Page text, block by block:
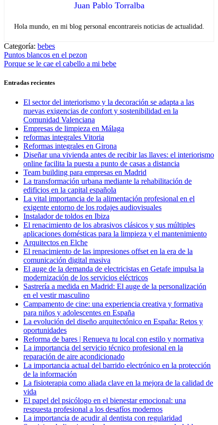
Juan Pablo Torralba
Hola mundo, en mi blog personal encontrareis noticias de actualidad.
Categoría: bebes
Navegación
de
entradas
Entrada
anterior:
Puntos blancos en el pezon
Entrada
Porque se le cae el cabello a mi bebe
Entradas recientes
El sector del interiorismo y la decoración se adapta a las
nuevas exigencias de confort y sostenibilidad en la
Comunidad Valenciana
Empresas de limpieza en Málaga
reformas integrales Vitoria
Reformas integrales en Girona
Diseñar una vivienda antes de recibir las llaves: el interiorismo
online facilita la puesta a punto de casas a distancia
Team building para empresas en Madrid
La transformación urbana mediante la rehabilitación de
edificios en la capital española
La vital importancia de la alimentación profesional en el
exigente entorno de los rodajes audiovisuales
Instalador de toldos en Ibiza
El renacimiento de los abrasivos clásicos y sus múltiples
aplicaciones domésticas para la limpieza y el mantenimiento
Arquitectos en Elche
El renacimiento de las impresiones offset en la era de la
comunicación digital masiva
El auge de la demanda de electricistas en Getafe impulsa la
modernización de los servicios eléctricos
Sastrería a medida en Madrid: El auge de la personalización
en el vestir masculino
Campamento de cine: una experiencia creativa y formativa
para niños y adolescentes en España
La evolución del diseño arquitectónico en España: Retos y
oportunidades
Reforma de bares | Renueva tu local con estilo y normativa
La importancia del servicio técnico profesional en la
reparación de aire acondicionado
La importancia actual del barrido electrónico en la protección
de la información
La fisioterapia como aliada clave en la mejora de la calidad de
vida
El papel del psicólogo en el bienestar emocional: una
respuesta profesional a los desafíos modernos
La importancia de acudir al dentista con regularidad